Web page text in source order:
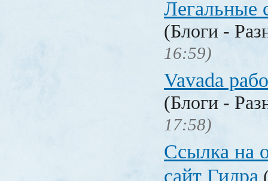
Легальные
(Блоги -
16:59)
Vavada
(Блоги -
17:58)
Ссылка на
сайт Гидра